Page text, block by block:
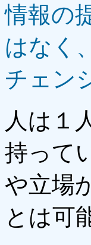
情報の
はなく
チェン
人は１
持って
や立場
とは可